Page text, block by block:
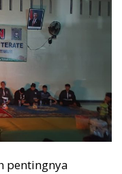
pentingnya